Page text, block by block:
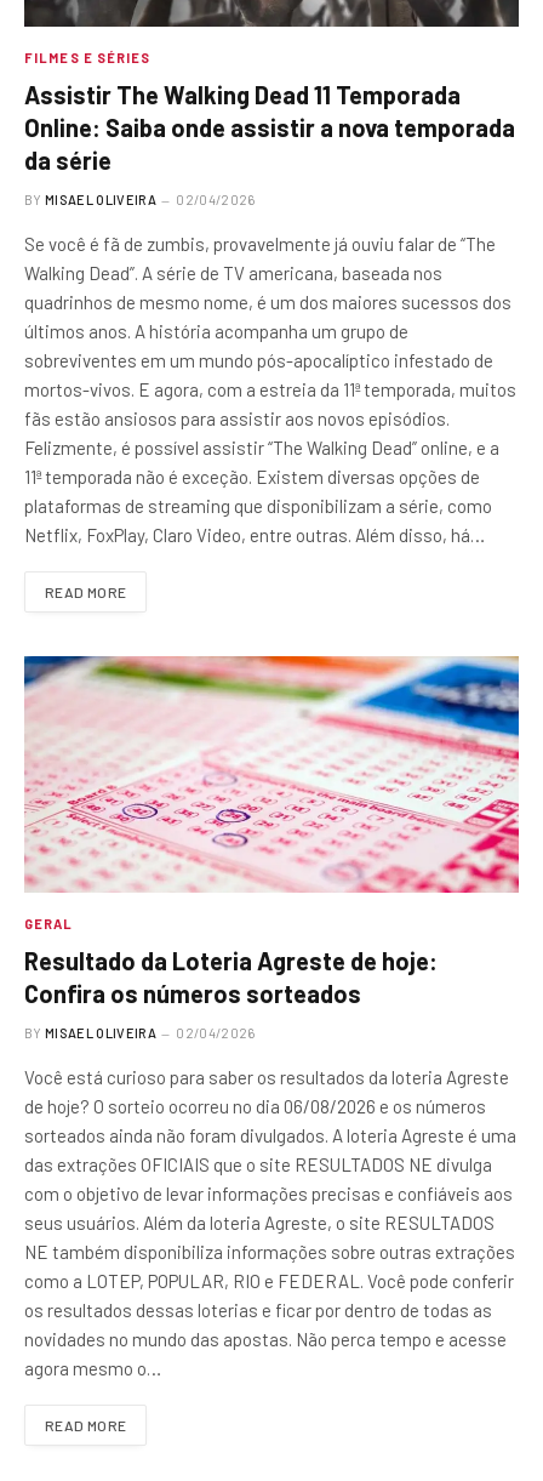
FILMES E SÉRIES
Assistir The Walking Dead 11 Temporada
Online: Saiba onde assistir a nova temporada
da série
BY MISAEL OLIVEIRA 02/04/2026
Se você é fã de zumbis, provavelmente já ouviu falar de “The
Walking Dead”. A série de TV americana, baseada nos
quadrinhos de mesmo nome, é um dos maiores sucessos dos
últimos anos. A história acompanha um grupo de
sobreviventes em um mundo pós-apocalíptico infestado de
mortos-vivos. E agora, com a estreia da 11ª temporada, muitos
fãs estão ansiosos para assistir aos novos episódios.
Felizmente, é possível assistir “The Walking Dead” online, e a
11ª temporada não é exceção. Existem diversas opções de
plataformas de streaming que disponibilizam a série, como
Netflix, FoxPlay, Claro Video, entre outras. Além disso, há…
READ MORE
GERAL
Resultado da Loteria Agreste de hoje:
Confira os números sorteados
BY MISAEL OLIVEIRA 02/04/2026
Você está curioso para saber os resultados da loteria Agreste
de hoje? O sorteio ocorreu no dia 06/08/2026 e os números
sorteados ainda não foram divulgados. A loteria Agreste é uma
das extrações OFICIAIS que o site RESULTADOS NE divulga
com o objetivo de levar informações precisas e confiáveis aos
seus usuários. Além da loteria Agreste, o site RESULTADOS
NE também disponibiliza informações sobre outras extrações
como a LOTEP, POPULAR, RIO e FEDERAL. Você pode conferir
os resultados dessas loterias e ficar por dentro de todas as
novidades no mundo das apostas. Não perca tempo e acesse
agora mesmo o…
READ MORE